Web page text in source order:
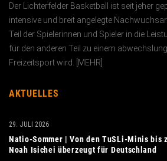
Der Lichterfelder Basketball ist seit jeher
intensive und breit angelegte
Teil der Spielerinnen und Spieler in die
für den anderen Teil zu einem
Freizeitsport wird. [
MEHR
AKTUELLES
Natio-Sommer | Von den TuSLi-Minis bis
Noah Isichei überzeugt für Deutschland
29. JULI 2026